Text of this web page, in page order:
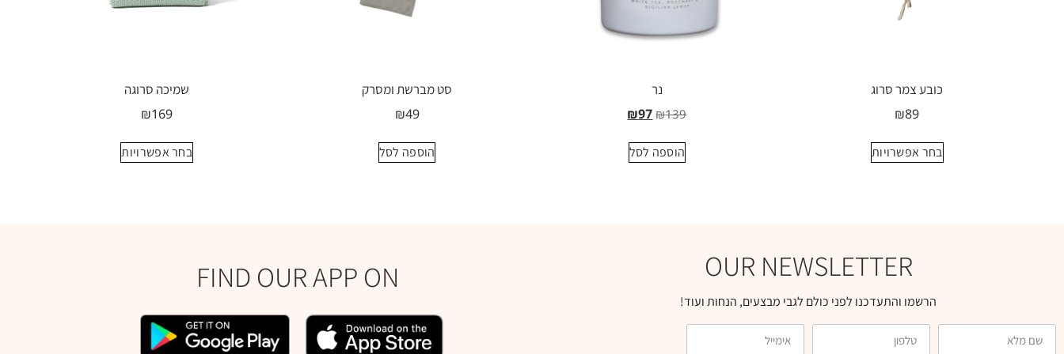
כובע צמר סרוג
₪89
בחר אפשרויות
נר
₪139
₪97
הוספה לסל
סט מברשת ומסרק
₪49
הוספה לסל
שמיכה סרוגה
₪169
בחר אפשרויות
OUR NEWSLETTER
הרשמו והתעדכנו לפני כולם לגבי מבצעים, הנחות ועוד!
FIND OUR APP ON